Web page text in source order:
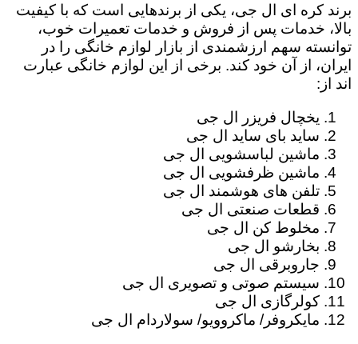
برند کره ای ال جی، یکی از برندهایی است که با کیفیت
بالا، خدمات پس از فروش و خدمات تعمیرات خوب،
توانسته سهم ارزشمندی از بازار لوازم خانگی را در
ایران، از آن خود کند. برخی از این لوازم خانگی عبارت
اند از:
یخچال فریزر ال جی
ساید بای ساید ال جی
ماشین لباسشویی ال جی
ماشین ظرفشویی ال جی
تلفن های هوشمند ال جی
قطعات صنعتی ال جی
مخلوط کن ال جی
بخارشو ال جی
جاروبرقی ال جی
سیستم صوتی و تصویری ال جی
کولرگازی ال جی
مایکروفر/ ماکروویو/ سولاردام ال جی